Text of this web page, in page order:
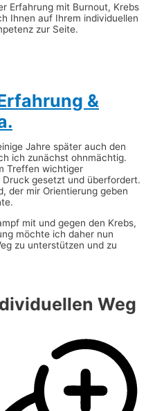
Erfahrung mit Burnout, Krebs
Ihnen auf Ihrem individuellen
zur Seite.
&
Jahre später auch den
ich zunächst ohnmächtig.
Treffen wichtiger
gesetzt und überfordert.
der mir Orientierung geben
mit und gegen den Krebs,
möchte ich daher nun
zu unterstützen und zu
Weg